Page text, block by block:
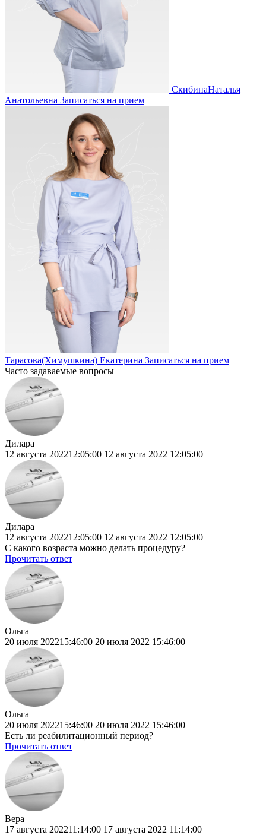
СкибинаНаталья
Анатольевна Записаться на прием
Тарасова(Химушкина) Екатерина Записаться на прием
Часто задаваемые вопросы
Дилара
12 августа 202212:05:00 12 августа 2022 12:05:00
Дилара
12 августа 202212:05:00 12 августа 2022 12:05:00
С какого возраста можно делать процедуру?
Прочитать ответ
Ольга
20 июля 202215:46:00 20 июля 2022 15:46:00
Ольга
20 июля 202215:46:00 20 июля 2022 15:46:00
Есть ли реабилитационный период?
Прочитать ответ
Вера
17 августа 202211:14:00 17 августа 2022 11:14:00